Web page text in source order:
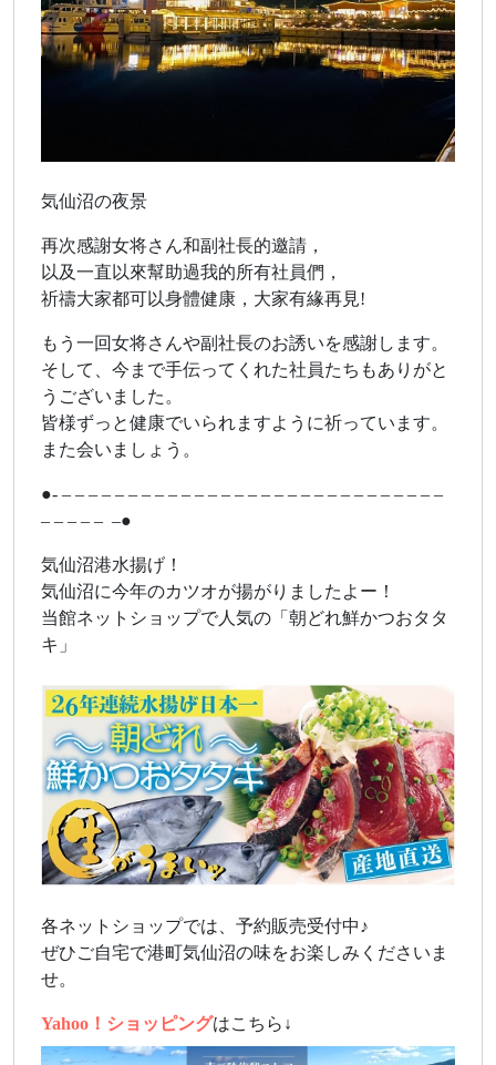
気仙沼の夜景
再次感謝女将さん和副社長的邀請，
以及一直以來幫助過我的所有社員們，
祈禱大家都可以身體健康，大家有緣再見!
もう一回女将さんや副社長のお誘いを感謝します。
そして、今まで手伝ってくれた社員たちもありがと
うございました。
皆様ずっと健康でいられますように祈っています。
また会いましょう。
●- – – – – – – – – – – – – – – – – – – – – – – – – – – – – –
– – – – – –●
気仙沼港水揚げ！
気仙沼に今年のカツオが揚がりましたよー！
当館ネットショップで人気の「朝どれ鮮かつおタタ
キ」
各ネットショップでは、予約販売受付中♪
ぜひご自宅で港町気仙沼の味をお楽しみくださいま
せ。
Yahoo！ショッピングはこちら↓